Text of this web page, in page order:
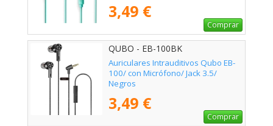
3,49 €
Comprar
QUBO - EB-100BK
Auriculares Intrauditivos Qubo EB-
100/ con Micrófono/ Jack 3.5/
Negros
3,49 €
Comprar